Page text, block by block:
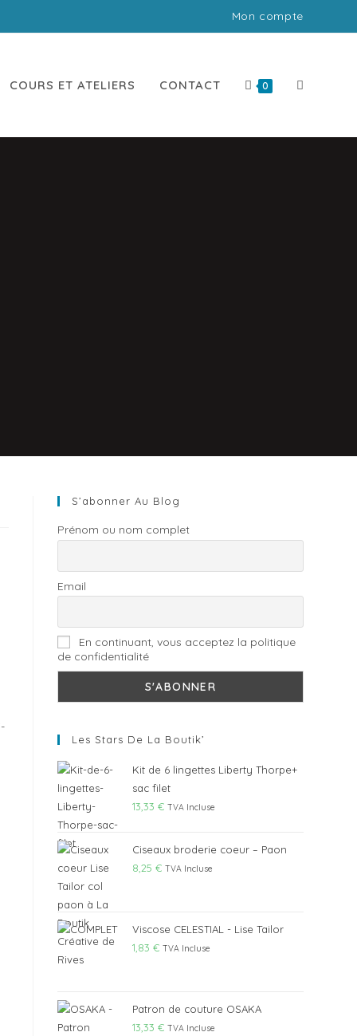
Mon compte
COURS ET ATELIERS CONTACT 0
S’abonner Au Blog
Prénom ou nom complet
Email
En continuant, vous acceptez la politique
de confidentialité
Les Stars De La Boutik’
Kit de 6 lingettes Liberty Thorpe+
sac filet
13,33€ TVA Incluse
Ciseaux broderie coeur – Paon
8,25€ TVA Incluse
Viscose CELESTIAL - Lise Tailor
1,83€ TVA Incluse
Patron de couture OSAKA
13,33€ TVA Incluse